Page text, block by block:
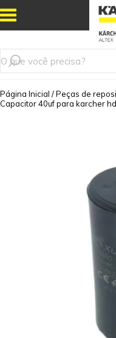
Página Inicial /Peças de
Capacitor 40uf para karcher